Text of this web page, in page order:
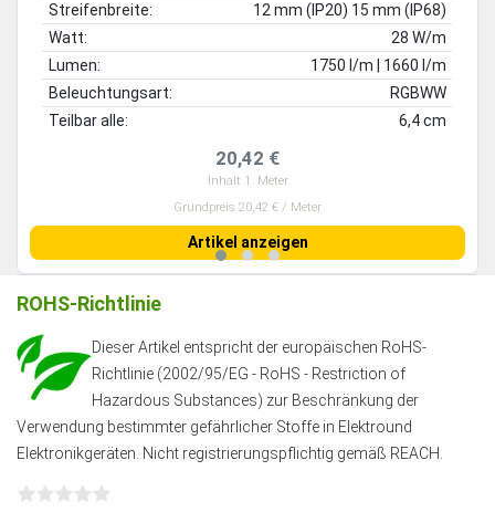
Streifenbreite:
12 mm (IP20) 15 mm (IP68)
Watt:
28 W/m
Lumen:
1750 l/m | 1660 l/m
Beleuchtungsart:
RGBWW
Teilbar alle:
6,4 cm
20,42 €
Inhalt 1
Meter
Grundpreis 20,42 € / Meter
Artikel anzeigen
ROHS-Richtlinie
Dieser Artikel entspricht der europäischen RoHS-
Richtlinie (2002/95/EG - RoHS - Restriction of
Hazardous Substances) zur Beschränkung der
Verwendung bestimmter gefährlicher Stoffe in Elektround
Elektronikgeräten. Nicht registrierungspflichtig gemäß REACH.